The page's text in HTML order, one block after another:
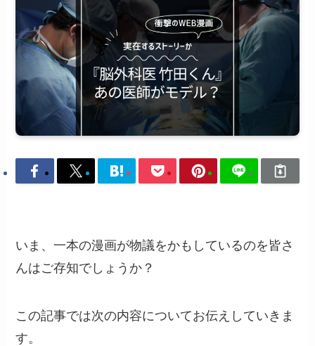
いま、一本の漫画が物議をかもしているのを皆さ
んはご存知でしょうか？
この記事では次の内容についてお伝えしていきま
す。